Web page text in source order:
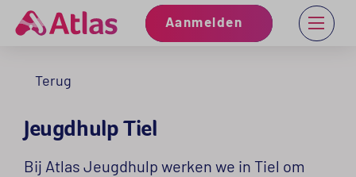
Aanmelden
Terug
Jeugdhulp Tiel
Bij Atlas Jeugdhulp werken we in Tiel om